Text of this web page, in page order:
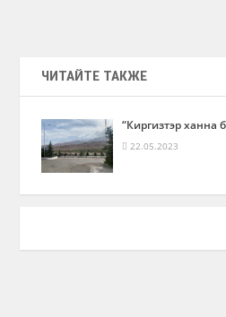
ЧИТАЙТЕ ТАКЖЕ
“Киргизтэр ханна
22.05.2023